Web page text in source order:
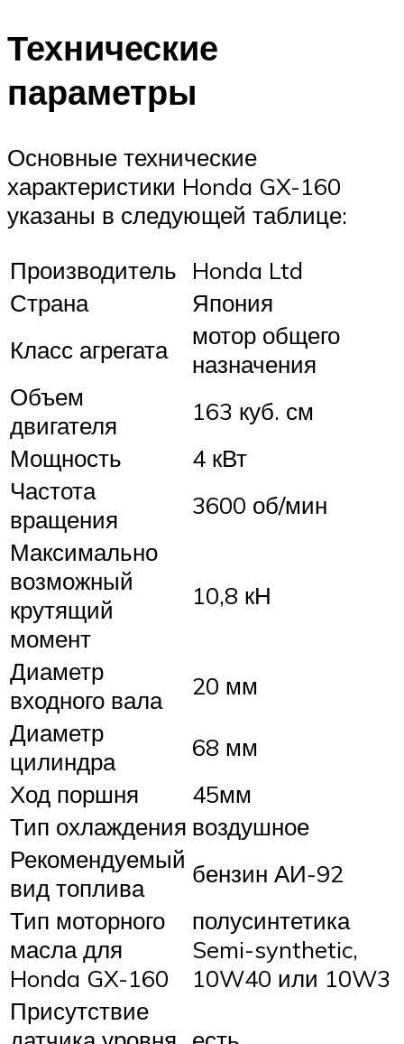
Технические
параметры
Основные технические
характеристики Honda GX-160
указаны в следующей таблице:
Производитель
Honda Ltd
Страна
Япония
Класс агрегата
мотор общего
назначения
Объем
двигателя
163 куб. см
Мощность
4 кВт
Частота
вращения
3600 об/мин
Максимально
возможный
крутящий
момент
10,8 кН
Диаметр
входного вала
20 мм
Диаметр
цилиндра
68 мм
Ход поршня
45мм
Тип охлаждения воздушное
Рекомендуемый
вид топлива
бензин АИ-92
Тип моторного
масла для
Honda GX-160
полусинтетика
Semi-synthetic,
10W40 или 10W3
Присутствие